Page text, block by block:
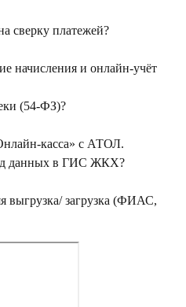
сверку платежей?
начисления и онлайн-учёт
(54-ФЗ)?
касса» с АТОЛ.
данных в ГИС ЖКХ?
выгрузка/ загрузка (ФИАС,